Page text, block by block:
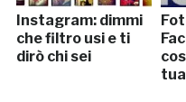
Instagram: dimmi
che filtro usi e ti
dirò chi sei